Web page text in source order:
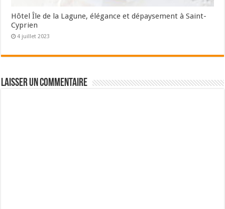
Hôtel Île de la Lagune, élégance et dépaysement à Saint-
Cyprien
4 juillet 2023
Laisser un commentaire